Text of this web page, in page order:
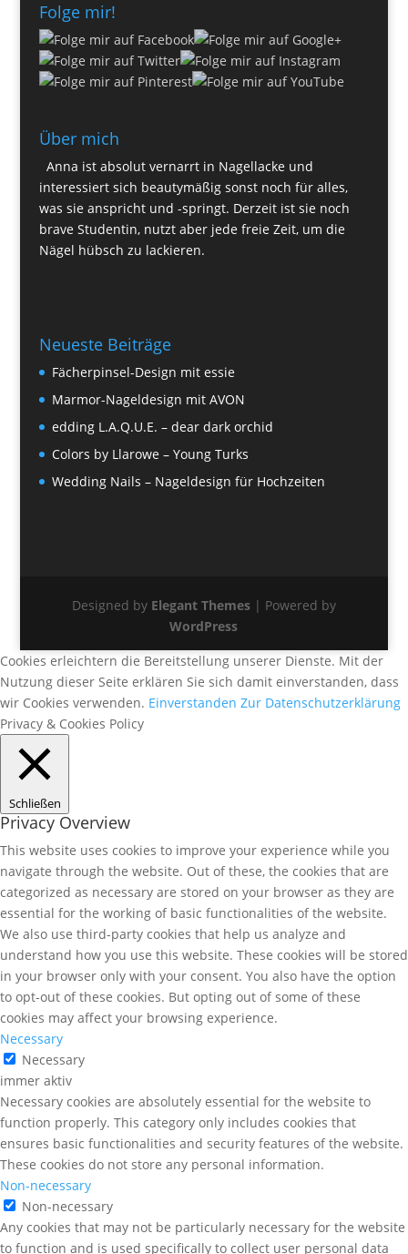
Folge mir!
Über mich
Anna ist absolut vernarrt in Nagellacke und
interessiert sich beautymäßig sonst noch für alles,
was sie anspricht und -springt. Derzeit ist sie noch
brave Studentin, nutzt aber jede freie Zeit, um die
Nägel hübsch zu lackieren.
Neueste Beiträge
Fächerpinsel-Design mit essie
Marmor-Nageldesign mit AVON
edding L.A.Q.U.E. – dear dark orchid
Colors by Llarowe – Young Turks
Wedding Nails – Nageldesign für Hochzeiten
Designed by Elegant Themes| Powered by
WordPress
Cookies erleichtern die Bereitstellung unserer Dienste. Mit der
Nutzung dieser Seite erklären Sie sich damit einverstanden, dass
wir Cookies verwenden. Einverstanden Zur Datenschutzerklärung
Privacy & Cookies Policy
Schließen
Privacy Overview
This website uses cookies to improve your experience while you
navigate through the website. Out of these, the cookies that are
categorized as necessary are stored on your browser as they are
essential for the working of basic functionalities of the website.
We also use third-party cookies that help us analyze and
understand how you use this website. These cookies will be stored
in your browser only with your consent. You also have the option
to opt-out of these cookies. But opting out of some of these
cookies may affect your browsing experience.
Necessary
Necessary
immer aktiv
Necessary cookies are absolutely essential for the website to
function properly. This category only includes cookies that
ensures basic functionalities and security features of the website.
These cookies do not store any personal information.
Non-necessary
Non-necessary
Any cookies that may not be particularly necessary for the website
to function and is used specifically to collect user personal data